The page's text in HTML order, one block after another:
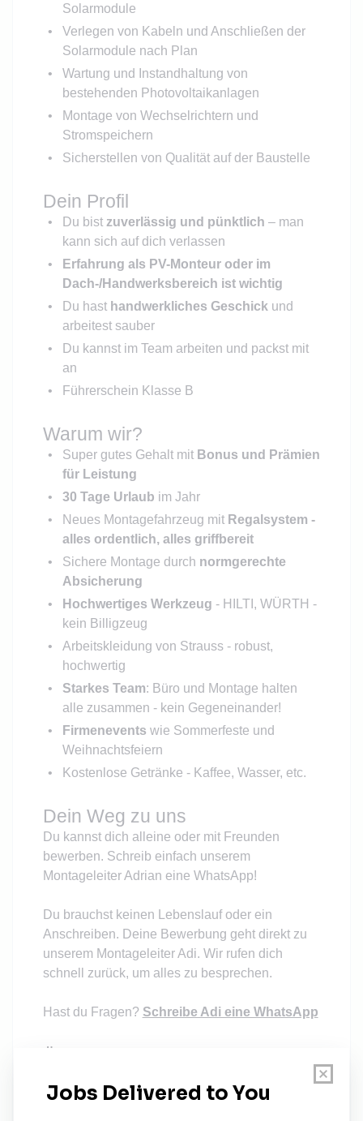
Solarmodule
Verlegen von Kabeln und Anschließen der
Solarmodule nach Plan
Wartung und Instandhaltung von
bestehenden Photovoltaikanlagen
Montage von Wechselrichtern und
Stromspeichern
Sicherstellen von Qualität auf der Baustelle
Dein Profil
Du bist zuverlässig und pünktlich – man
kann sich auf dich verlassen
Erfahrung als PV-Monteur oder im
Dach-/Handwerksbereich ist wichtig
Du hast handwerkliches Geschick und
arbeitest sauber
Du kannst im Team arbeiten und packst mit
an
Führerschein Klasse B
Warum wir?
Super gutes Gehalt mit Bonus und Prämien
für Leistung
30 Tage Urlaub im Jahr
Neues Montagefahrzeug mit Regalsystem -
alles ordentlich, alles griffbereit
Sichere Montage durch normgerechte
Absicherung
Hochwertiges Werkzeug - HILTI, WÜRTH -
kein Billigzeug
Arbeitskleidung von Strauss - robust,
hochwertig
Starkes Team: Büro und Montage halten
alle zusammen - kein Gegeneinander!
Firmenevents wie Sommerfeste und
Weihnachtsfeiern
Kostenlose Getränke - Kaffee, Wasser, etc.
Dein Weg zu uns
Du kannst dich alleine oder mit Freunden
bewerben. Schreib einfach unserem
Montageleiter Adrian eine WhatsApp!
Du brauchst keinen Lebenslauf oder ein
Anschreiben. Deine Bewerbung geht direkt zu
unserem Montageleiter Adi. Wir rufen dich
schnell zurück, um alles zu besprechen.
Hast du Fragen? Schreibe Adi eine WhatsApp
Über uns
– wir sind ein regionaler Meisterbetrieb mit